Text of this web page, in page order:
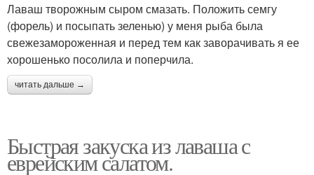
Лаваш творожным сыром смазать. Положить семгу
(форель) и посыпать зеленью) у меня рыба была
свежезамороженная и перед тем как заворачивать я ее
хорошенько посолила и поперчила.
читать дальше →
Быстрая закуска из лаваша с
еврейским салатом.